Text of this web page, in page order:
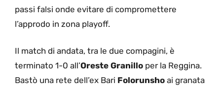
passi falsi onde evitare di compromettere
l’approdo in zona playoff.
Il match di andata, tra le due compagini, è
terminato 1-0 all’Oreste Granillo per la Reggina.
Bastò una rete dell’ex Bari Folorunsho ai granata